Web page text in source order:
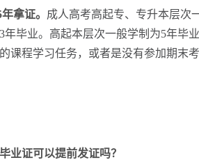
拿证。 成人高考高起专、专升本层次
毕业。高起本层次一般学制为5年毕
课程学习任务，或者是没有参加期末
证可以提前发证吗？